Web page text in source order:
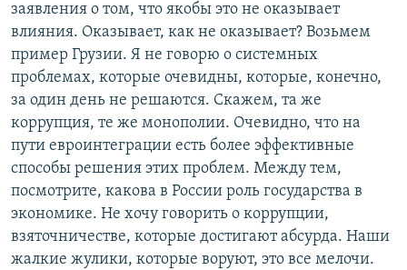
заявления о том, что якобы это не оказывает
влияния. Оказывает, как не оказывает? Возьмем
пример Грузии. Я не говорю о системных
проблемах, которые очевидны, которые, конечно,
за один день не решаются. Скажем, та же
коррупция, те же монополии. Очевидно, что на
пути евроинтеграции есть более эффективные
способы решения этих проблем. Между тем,
посмотрите, какова в России роль государства в
экономике. Не хочу говорить о коррупции,
взяточничестве, которые достигают абсурда. Наши
жалкие жулики, которые воруют, это все мелочи.